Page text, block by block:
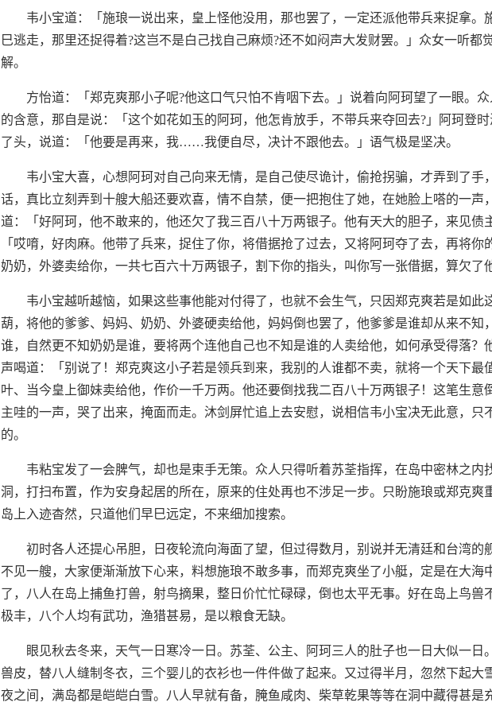
韦小宝道：「施琅一说出来，皇上怪他没用，那也罢了，一定还派他带兵来捉拿。
巳逃走，那里还捉得着?这岂不是白己找自己麻烦?还不如闷声大发财罢。」众女一听都
解。
方怡道：「郑克爽那小子呢?他这口气只怕不肯咽下去。」说着向阿珂望了一眼。
的含意，那自是说：「这个如花如玉的阿珂，他怎肯放手，不带兵来夺回去?」阿珂登
了头，说道：「他要是再来，我……我便自尽，决计不跟他去。」语气极是坚决。
韦小宝大喜，心想阿珂对自己向来无情，是自己使尽诡计，偷抢拐骗，才弄到了手
话，真比立刻弄到十艘大船还要欢喜，情不自禁，便一把抱住了她，在她脸上嗒的一声
道：「好阿珂，他不敢来的，他还欠了我三百八十万两银子。他有天大的胆子，来见债
「哎唷，好肉麻。他带了兵来，捉住了你，将借据抢了过去，又将阿珂夺了去，再将你
奶奶，外婆卖给你，一共七百六十万两银子，割下你的指头，叫你写一张借据，算欠了
韦小宝越听越恼，如果这些事他能对付得了，也就不会生气，只因郑克爽若是如此
葫，将他的爹爹、妈妈、奶奶、外婆硬卖给他，妈妈倒也罢了，他爹爹是谁却从来不知
谁，自然更不知奶奶是谁，要将两个连他自己也不知是谁的人卖给他，如何承受得落？
声喝道：「别说了！郑克爽这小子若是领兵到来，我别的人谁都不卖，就将一个天下最
叶、当今皇上御妹卖给他，作价一千万两。他还要倒找我二百八十万两银子！这笔生意
主哇的一声，哭了出来，掩面而走。沐剑屏忙追上去安慰，说相信韦小宝决无此意，只
的。
韦粘宝发了一会脾气，却也是束手无策。众人只得听着苏荃指挥，在岛中密林之内
洞，打扫布置，作为安身起居的所在，原来的住处再也不涉足一步。只盼施琅或郑克爽
岛上入迹杳然，只道他们早巳远定，不来细加搜索。
初时各人还提心吊胆，日夜轮流向海面了望，但过得数月，别说并无清廷和台湾的
不见一艘，大家便渐渐放下心来，料想施琅不敢多事，而郑克爽坐了小艇，定是在大海
了，八人在岛上捕鱼打兽，射鸟摘果，整日价忙忙碌碌，倒也太平无事。好在岛上鸟兽
极丰，八个人均有武功，渔猎甚易，是以粮食无缺。
眼见秋去冬来，天气一日寒冷一日。苏荃、公主、阿珂三人的肚子也一日大似一日
兽皮，替八人缝制冬衣，三个婴儿的衣衫也一件件做了起来。又过得半月，忽然下起大
夜之间，满岛都是皑皑白雪。八人早就有备，腌鱼咸肉、柴草乾果等等在洞中藏得甚是